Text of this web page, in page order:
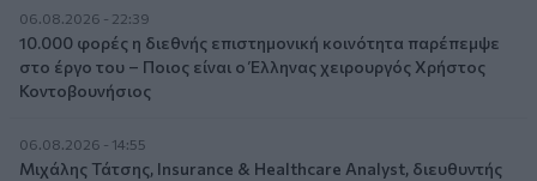
06.08.2026 - 22:39
10.000 φορές η διεθνής επιστημονική κοινότητα παρέπεμψε
στο έργο του – Ποιος είναι ο Έλληνας χειρουργός Χρήστος
Κοντοβουνήσιος
06.08.2026 - 14:55
Μιχάλης Τάτσης, Insurance & Healthcare Analyst, διευθυντής